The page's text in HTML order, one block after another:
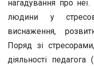
нагадування про
людини у
виснаження,
Поряд зі
діяльності педагога